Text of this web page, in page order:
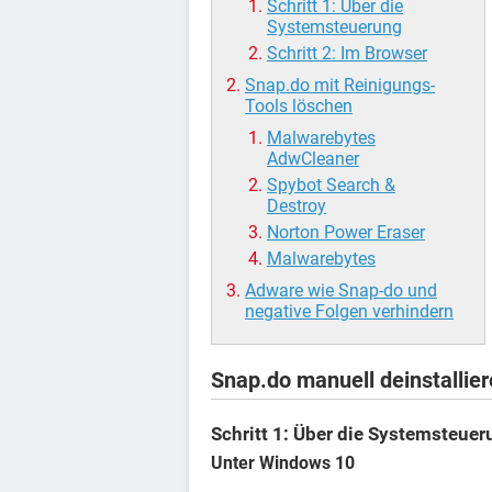
Schritt 1: Über die
Systemsteuerung
Schritt 2: Im Browser
Snap.do mit Reinigungs-
Tools löschen
Malwarebytes
AdwCleaner
Spybot Search &
Destroy
Norton Power Eraser
Malwarebytes
Adware wie Snap-do und
negative Folgen verhindern
Snap.do manuell
Schritt 1: Über die
Unter Windows 10